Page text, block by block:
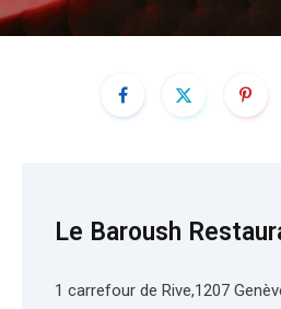
Le Baroush
1 carrefour de Rive,1207